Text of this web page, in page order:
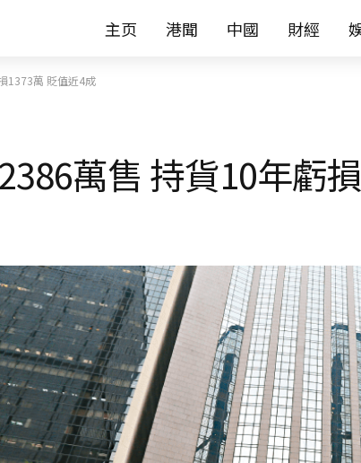
主页 港聞 中國 財經
1373萬 貶值近4成
萬售 持貨10年虧